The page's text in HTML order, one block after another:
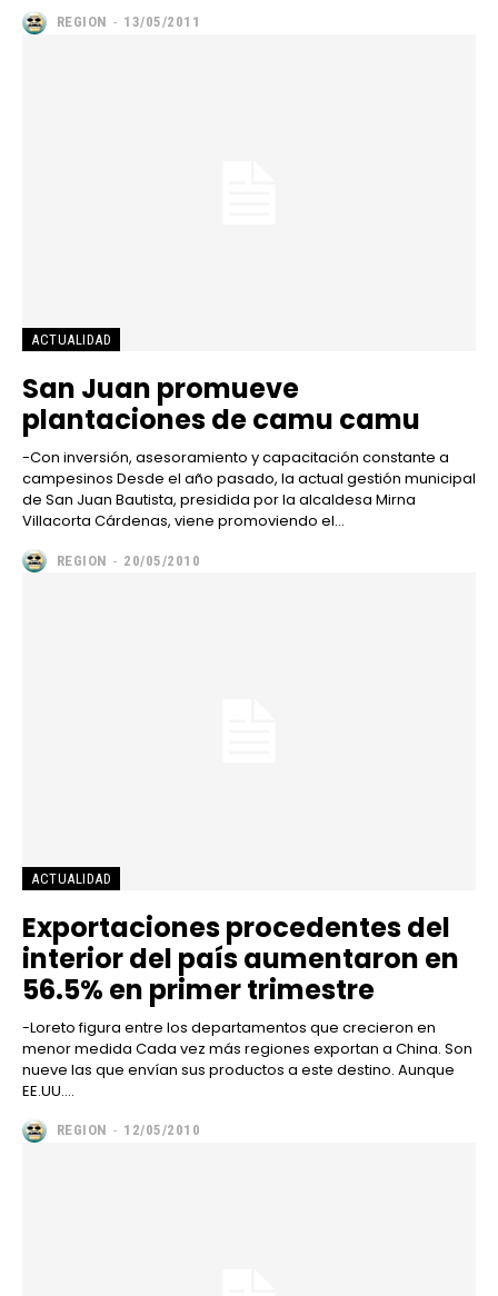
REGION - 13/05/2011
ACTUALIDAD
San Juan promueve
plantaciones de camu camu
-Con inversión, asesoramiento y capacitación constante a
campesinos Desde el año pasado, la actual gestión municipal
de San Juan Bautista, presidida por la alcaldesa Mirna
Villacorta Cárdenas, viene promoviendo el...
REGION - 20/05/2010
ACTUALIDAD
Exportaciones procedentes del
interior del país aumentaron en
56.5% en primer trimestre
-Loreto figura entre los departamentos que crecieron en
menor medida Cada vez más regiones exportan a China. Son
nueve las que envían sus productos a este destino. Aunque
EE.UU....
REGION - 12/05/2010